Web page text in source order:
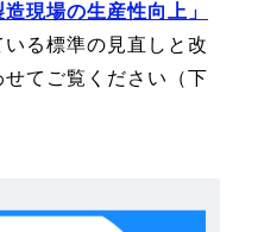
現場の生産性向上」
る標準の見直しと改
てご覧ください（下